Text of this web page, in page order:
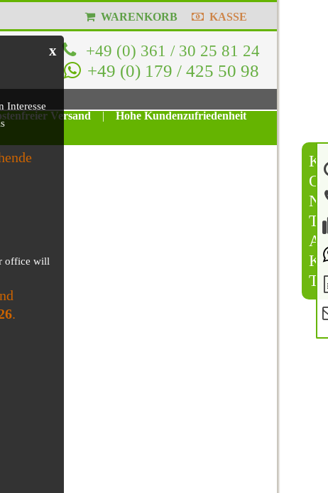
K
O
N
T
A
K
T
WARENKORB KASSE
+49 (0) 361 / 30 25 81 24
+49 (0) 179 / 425 50 98
x
Interesse
office will
.
Versand |
Hohe Kundenzufriedenheit